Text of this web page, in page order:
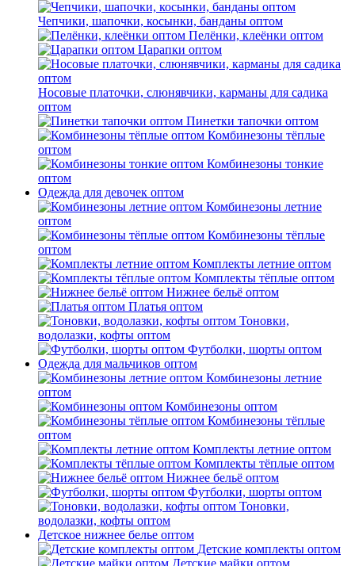
Чепчики, шапочки, косынки, банданы оптом
Пелёнки, клеёнки оптом
Царапки оптом
Носовые платочки, слюнявчики, карманы для садика
оптом
Пинетки тапочки оптом
Комбинезоны тёплые
оптом
Комбинезоны тонкие
оптом
Одежда для девочек оптом
Комбинезоны летние
оптом
Комбинезоны тёплые
оптом
Комплекты летние оптом
Комплекты тёплые оптом
Нижнее бельё оптом
Платья оптом
Тоновки,
водолазки, кофты оптом
Футболки, шорты оптом
Одежда для мальчиков оптом
Комбинезоны летние
оптом
Комбинезоны оптом
Комбинезоны тёплые
оптом
Комплекты летние оптом
Комплекты тёплые оптом
Нижнее бельё оптом
Футболки, шорты оптом
Тоновки,
водолазки, кофты оптом
Детское нижнее белье оптом
Детские комплекты оптом
Детские майки оптом